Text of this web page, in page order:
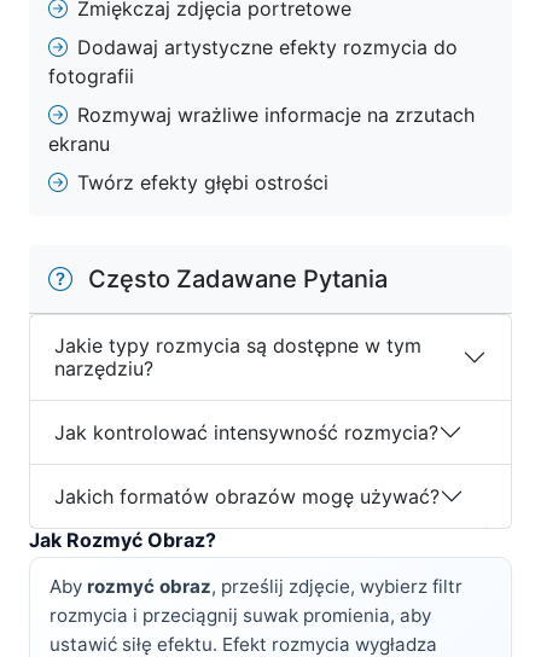
Zmiękczaj zdjęcia portretowe
Dodawaj artystyczne efekty rozmycia do
fotografii
Rozmywaj wrażliwe informacje na zrzutach
ekranu
Twórz efekty głębi ostrości
Często Zadawane Pytania
Jakie typy rozmycia są dostępne w tym
narzędziu?
Jak kontrolować intensywność rozmycia?
Jakich formatów obrazów mogę używać?
Jak Rozmyć Obraz?
Aby rozmyć obraz, prześlij zdjęcie, wybierz filtr
rozmycia i przeciągnij suwak promienia, aby
ustawić siłę efektu. Efekt rozmycia wygładza